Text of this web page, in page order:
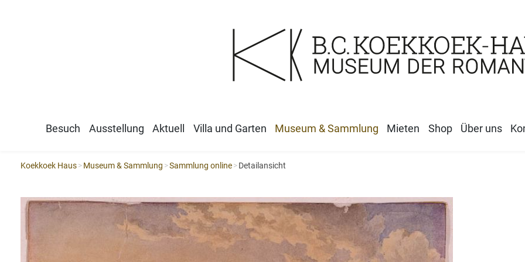
Besuch Ausstellung Aktuell Villa und Garten Museum & Sammlung Mieten Shop Über uns
Koekkoek Haus Museum & Sammlung Sammlung online Detailansicht